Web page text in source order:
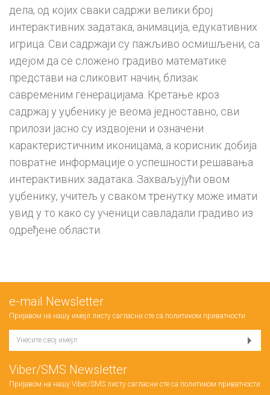
дела, од којих сваки садржи велики број
интерактивних задатака, анимација, едукативних
игрица. Сви садржаји су пажљиво осмишљени, са
идејом да се сложено градиво математике
представи на сликовит начин, близак
савременим генерацијама. Кретање кроз
садржај у уџбенику је веома једноставно, сви
прилози јасно су издвојени и означени
карактеристичним иконицама, а корисник добија
повратне информације о успешности решавања
интерактивних задатака. Захваљујући овом
уџбенику, учитељ у сваком тренутку може имати
увид у то како су ученици савладали градиво из
одређене области.
е-mail Newsletter
Пријавом на нашу имејл листу сагласни сте са политиком приватности
Viber/SMS Newsletter
Пријавом на нашу Viber/SMS листу сагласни сте са политиком приватности